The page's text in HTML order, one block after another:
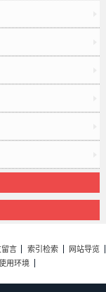
言 索引检索
网站导览
用环境